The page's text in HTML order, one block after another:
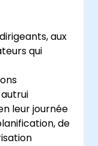
aux
qui
leur journée
de